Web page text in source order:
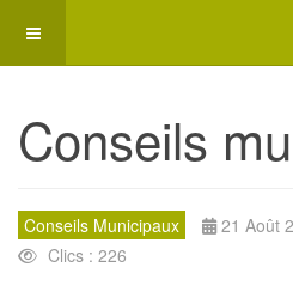
Conseils
Conseils Municipaux
21 Août
Clics : 226